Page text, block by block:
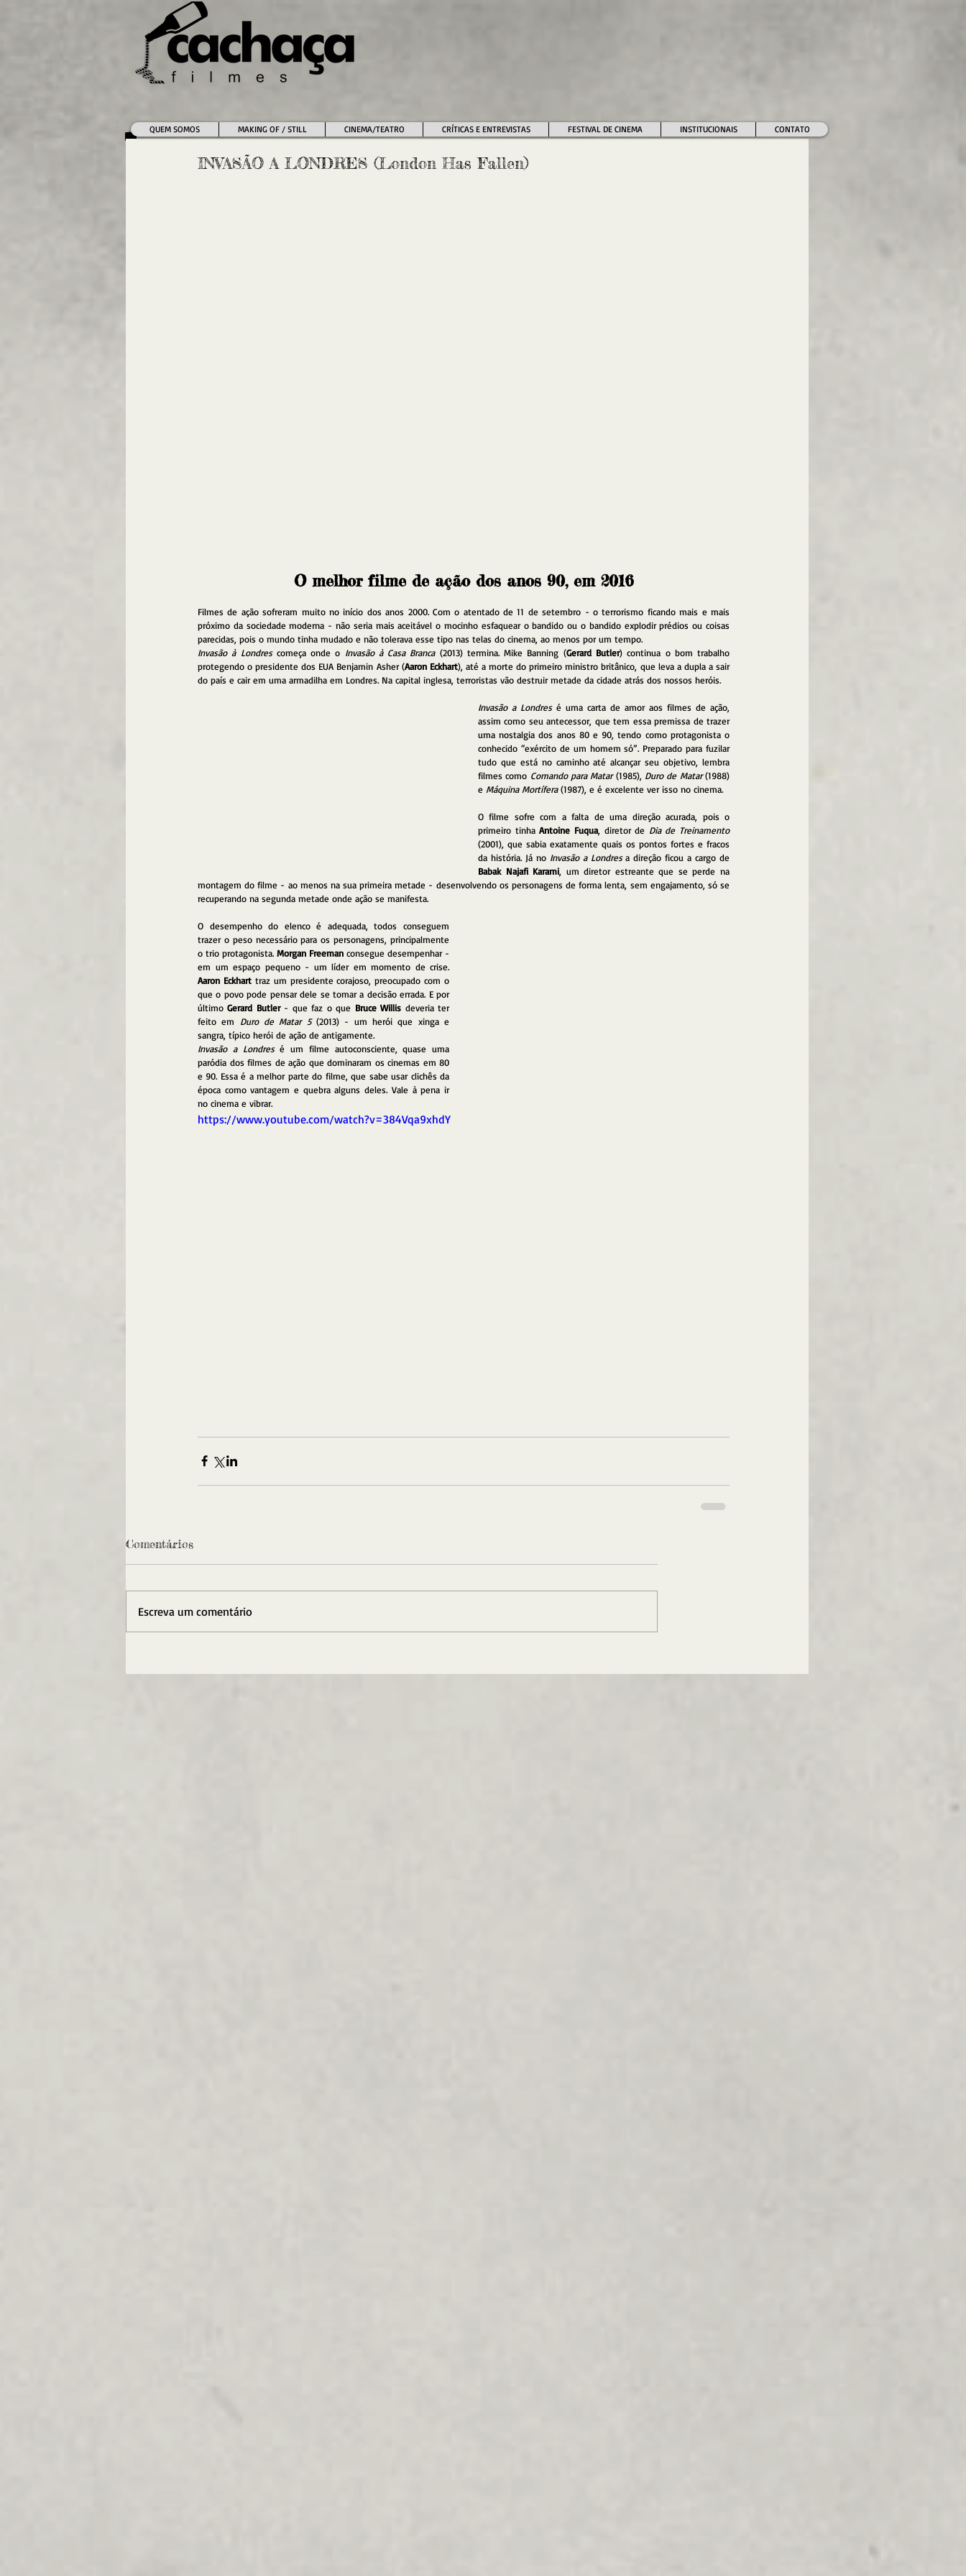
QUEM SOMOS MAKING OF / STILL CINEMA/TEATRO CRÍTICAS E ENTREVISTAS FESTIVAL DE CINEMA INSTITUCIONAIS CONTATO
INVASÃO A LONDRES (London Has Fallen)
O melhor filme de ação dos anos 90, em 2016
Filmes de ação sofreram muito no início dos anos 2000. Com o atentado de 11 de setembro - o terrorismo ficando mais e mais
próximo da sociedade moderna - não seria mais aceitável o mocinho esfaquear o bandido ou o bandido explodir prédios ou coisas
parecidas, pois o mundo tinha mudado e não tolerava esse tipo nas telas do cinema, ao menos por um tempo.
Invasão à Londres começa onde o Invasão à Casa Branca (2013) termina. Mike Banning (Gerard Butler) continua o bom trabalho
protegendo o presidente dos EUA Benjamin Asher (Aaron Eckhart), até a morte do primeiro ministro britânico, que leva a dupla a sair
do país e cair em uma armadilha em Londres. Na capital inglesa, terroristas vão destruir metade da cidade atrás dos nossos heróis.
Invasão a Londres é uma carta de amor aos filmes de ação,
assim como seu antecessor, que tem essa premissa de trazer
uma nostalgia dos anos 80 e 90, tendo como protagonista o
conhecido “exército de um homem só”. Preparado para fuzilar
tudo que está no caminho até alcançar seu objetivo, lembra
filmes como Comando para Matar (1985), Duro de Matar (1988)
e Máquina Mortífera (1987), e é excelente ver isso no cinema.
O filme sofre com a falta de uma direção acurada, pois o
primeiro tinha Antoine Fuqua, diretor de
Dia de Treinamento
(2001), que sabia exatamente quais os pontos fortes e fracos
da história. Já no Invasão a Londres
Babak Najafi Karami, um diretor estreante que se perde na
montagem do filme - ao menos na sua primeira metade - desenvolvendo os personagens de forma lenta, sem engajamento, só se
recuperando na segunda metade onde ação se manifesta.
O desempenho do elenco é adequada, todos conseguem
trazer o peso necessário para os personagens, principalmente
o trio protagonista. Morgan Freeman consegue desempenhar -
Aaron Eckhart traz um presidente corajoso, preocupado com o
que o povo pode pensar dele se tomar a decisão errada. E por
último Gerard Butler - que faz o que Bruce Willis deveria ter
feito em Duro de Matar 5 (2013) - um herói que xinga e
sangra, típico herói de ação de antigamente.
Invasão a Londres é um filme autoconsciente, quase uma
paródia dos filmes de ação que dominaram os cinemas em 80
e 90. Essa é a melhor parte do filme, que sabe usar clichês da
época como vantagem e quebra alguns deles. Vale à pena ir
no cinema e vibrar.
https://www.youtube.com/watch?v=384Vqa9xhdY
Comentários
Escreva um comentário